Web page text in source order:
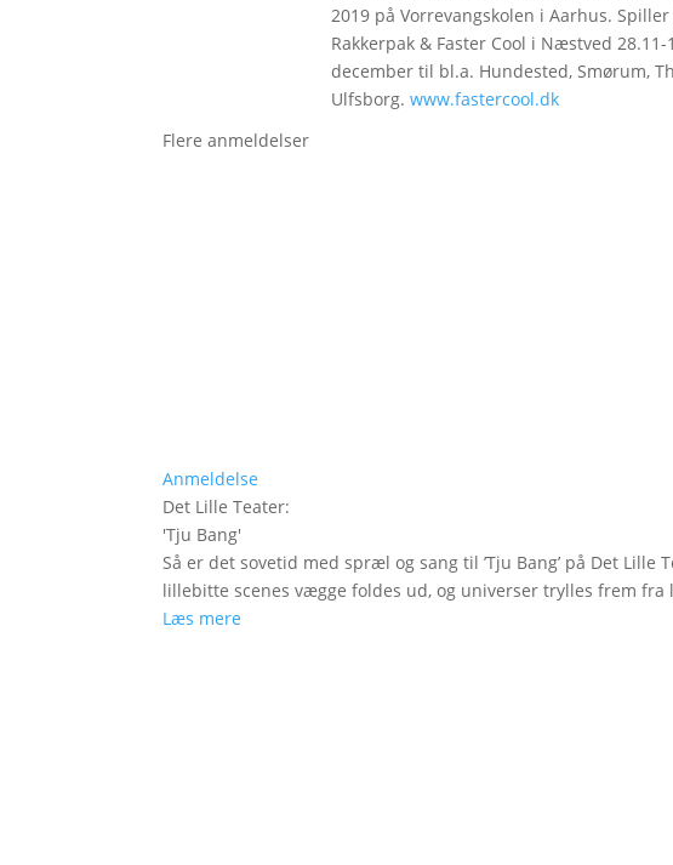
2019 på Vorrevangskolen i Aarhus.
Rakkerpak & Faster Cool i Næstved
december til bl.a. Hundested, Smørum,
Ulfsborg. www.fastercool.dk
Flere anmeldelser
Anmeldelse
Det Lille Teater:
'Tju Bang'
Så er det sovetid med spræl og sang til ’Tju Bang’ på Det
lillebitte scenes vægge foldes ud, og universer trylles frem fra
Læs mere